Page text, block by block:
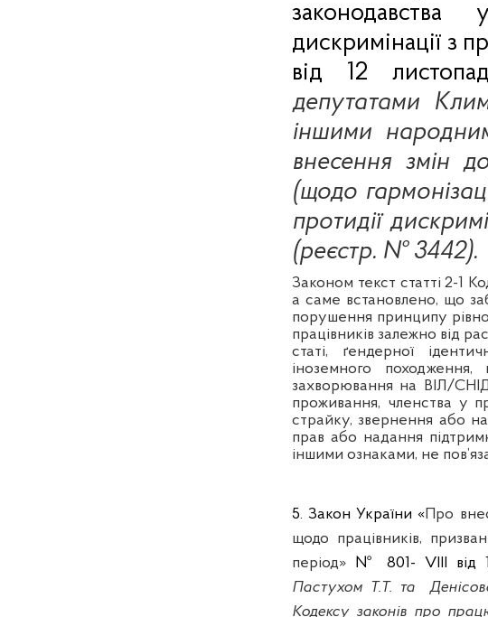
дискримінації з
від 12
депутатами
іншими
внесення змін
(щодо
протидії
(реєстр. № 3442).
Законом текст статті 2-1
а саме встановлено, що
порушення принципу
працівників залежно від
статі, ґендерної
іноземного походження,
захворювання на ВІЛ/
проживання, членства у
страйку, звернення або
прав або надання
іншими ознаками, не
5. Закон України «Про
щодо працівників,
період» № 801- VIII від
Пастухом Т.Т. та
Кодексу законів про